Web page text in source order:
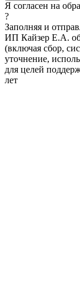
Я согласен на
?
Заполняя и
ИП Кайзер Е.А.
(включая сбор,
уточнение,
для целей
лет